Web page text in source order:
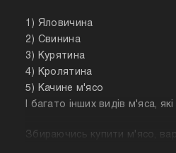
1) Яловичина
2) Свинина
3) Курятина
4) Кролятина
5) Качине м'ясо
І багато інших видів м'яса,
Збираючись купити м'ясо,